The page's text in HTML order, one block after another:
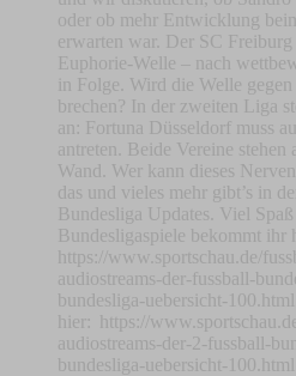
oder ob mehr Entwicklung
erwarten war. Der SC Freiburg
Euphorie-Welle – nach
in Folge. Wird die Welle
brechen? In der zweiten Liga
an: Fortuna Düsseldorf muss
antreten. Beide Vereine stehen
Wand. Wer kann dieses
das und vieles mehr gibt’s in
Bundesliga Updates. Viel
Bundesligaspiele bekommt ihr
https://www.sportschau.de/
audiostreams-der-fussball-
bundesliga-uebersicht-
hier: https://
audiostreams-der-2-fussball-
bundesliga-uebersicht-100.html